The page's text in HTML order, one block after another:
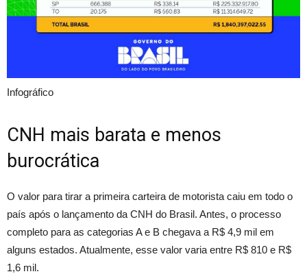
Infográfico
CNH mais barata e menos
burocrática
O valor para tirar a primeira carteira de motorista caiu em todo o
país após o lançamento da CNH do Brasil. Antes, o processo
completo para as categorias A e B chegava a R$ 4,9 mil em
alguns estados. Atualmente, esse valor varia entre R$ 810 e R$
1,6 mil.